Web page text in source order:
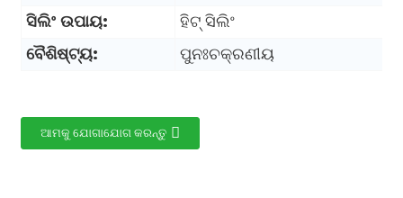
ସିଲିଂ ଉପାୟ:
ହିଟ୍ ସିଲିଂ
ବୈଶିଷ୍ଟ୍ୟ:
ପୁନଃଚକ୍ରଣୀୟ
ଆମକୁ ଯୋଗାଯୋଗ କରନ୍ତୁ